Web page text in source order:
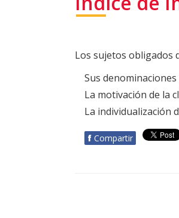
Los sujetos obligados
Sus
La motivación de la
La individualización
f Compartir